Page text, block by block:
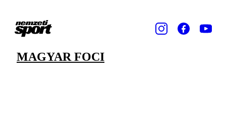
MAGYAR FOCI